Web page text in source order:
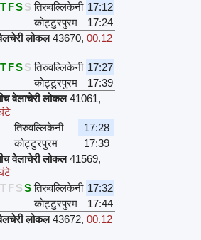
TFSS तिरुवल्लिकेनी 17:12
कोट्टुरपुरम
17:24
लोकल 43670,00.12
TFSS तिरुवल्लिकेनी 17:27
कोट्टुरपुरम
17:39
वेलाचेरी लोकल 41061,
तिरुवल्लिकेनी
17:28
कोट्टुरपुरम
17:39
वेलाचेरी लोकल 41569,
TFSS तिरुवल्लिकेनी 17:32
कोट्टुरपुरम
17:44
लोकल 43672,00.12